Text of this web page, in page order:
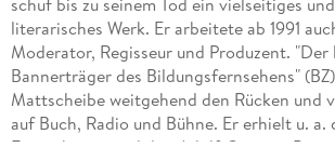
literarisches Werk. Er arbeitete ab 1991
Moderator, Regisseur und Produzent. "Der
Bannerträger des Bildungsfernsehens"
Mattscheibe weitgehend den Rücken und
auf Buch, Radio und Bühne. Er erhielt u. a.
Fernsehpreis und den Adolf-Grimme-Preis